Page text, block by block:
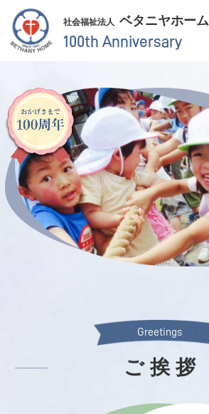
社会福祉法人 ベタニヤホーム
100th Anniversary
Greetings
ご 挨 拶